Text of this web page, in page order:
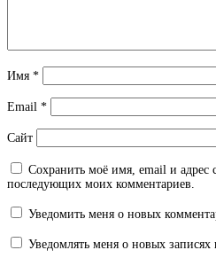
Имя *
Email *
Сайт
Сохранить моё имя, email и адрес
последующих моих комментариев.
Уведомить меня о новых
Уведомлять меня о новых записях